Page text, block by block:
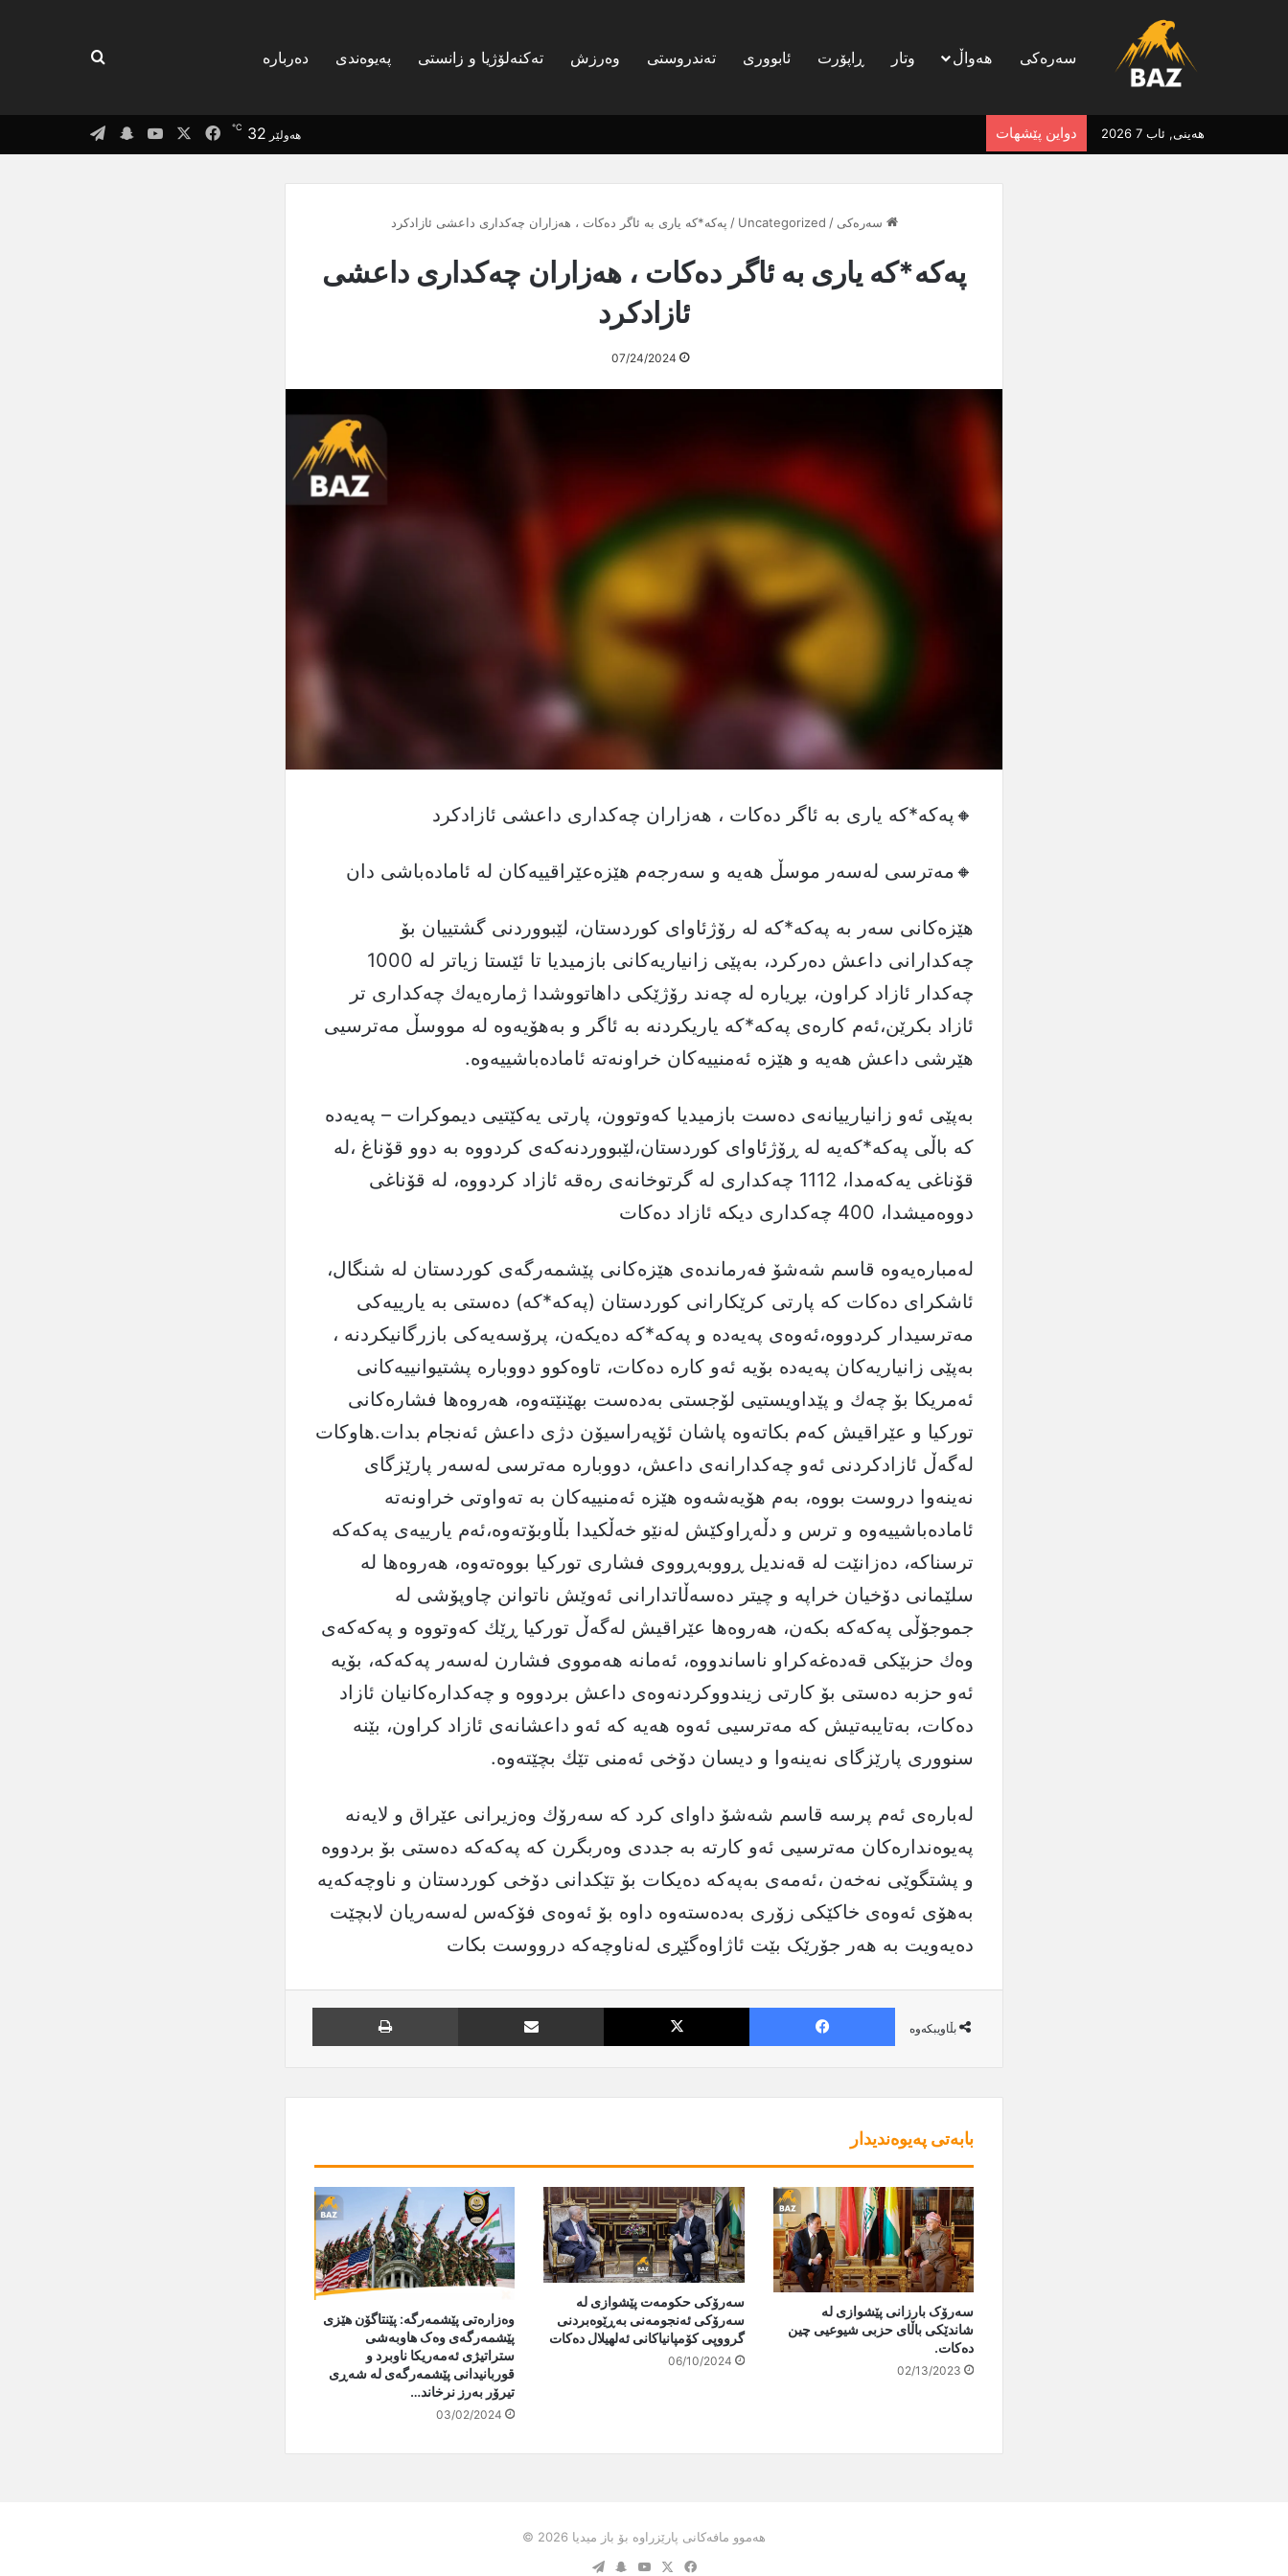
سەرەکی هەواڵ وتار ڕاپۆرت ئابووری تەندروستی وەرزش تەکنەلۆژیا و زانستی پەیوەندی دەربارە گەریان بۆ
هەینی, ئاب 7 2026 دواین پێشهات هەولێر 32
℃
Facebook
YouTube
Snapchat
Telegram
سەرەکی /
Uncategorized
/ پەکە*کە یاری بە ئاگر دەکات ، هەزاران چەکداری داعشی ئازادکرد
پەکە*کە یاری بە ئاگر دەکات ، هەزاران چەکداری داعشی
ئازادکرد
07/24/2024
🔸پەکە*کە یاری بە ئاگر دەکات ، هەزاران چەکداری داعشی ئازادکرد
🔸مەترسی لەسەر موسڵ هەیە و سەرجەم هێزەعێراقییەکان لە ئامادەباشی دان
‏‎هێزەكانی سەر بە پەكە*كە لە رۆژئاوای كوردستان، لێبووردنی گشتییان بۆ
چەكدارانی داعش دەركرد، بەپێی زانیاریەکانی بازمیدیا تا ئێستا زیاتر لە 1000
چەكدار ئازاد كراون، بڕیارە لە چەند رۆژێكی داهاتووشدا ژمارەیەك چەكداری تر
ئازاد بكرێن،ئەم کارەی پەکە*کە یاریکردنە بە ئاگر و بەهۆیەوە لە مووسڵ مەترسیی
هێرشی داعش هەیە و هێزە ئەمنییەكان خراونەتە ئامادەباشییەوە.
‏‎بەپێی ئەو زانیارییانەی دەست بازمیدیا کەوتوون، پارتی یەكێتیی دیموكرات – پەیەدە
کە باڵی پەكە*كەیە لە ڕۆژئاوای كوردستان،لێبووردنەکەی کردووە بە دوو قۆناغ ،لە
قۆناغی یەكەمدا، 1112 چەكداری لە گرتوخانەی رەقە ئازاد كردووە، لە قۆناغی
دووەمیشدا، 400 چەكداری دیكە ئازاد دەكات
‏‎لەمبارەیەوە قاسم شەشۆ فەرماندەی هێزەكانی پێشمەرگەی كوردستان لە شنگال،
ئاشكرای دەكات كە پارتی كرێكارانی كوردستان (پەكە*كە) دەستی بە یارییەكی
مەترسیدار كردووە،ئەوەی پەیەدە و پەكە*كە دەیكەن، پرۆسەیەكی بازرگانیكردنە ،
بەپێی زانیاریەکان پەیەدە بۆیە ئەو كارە دەكات، تاوەكوو دووبارە پشتیوانییەكانی
ئەمریكا بۆ چەك و پێداویستیی لۆجستی بەدەست بهێنێتەوە، هەروەها فشارەکانی
تورکیا و عێراقیش کەم بکاتەوە پاشان ئۆپەراسیۆن دژی داعش ئەنجام بدات.هاوكات
لەگەڵ ئازادكردنی ئەو چەكدارانەی داعش، دووبارە مەترسی لەسەر پارێزگای
نەینەوا دروست بووە، بەم هۆیەشەوە هێزە ئەمنییەكان بە تەواوتی خراونەتە
ئامادەباشییەوە و ترس و دڵەڕاوكێش لەنێو خەڵكیدا بڵاوبۆتەوە،ئه‌م یارییە‌ی په‌كه‌كه‌
ترسناكه‌، ده‌زانێت له‌ قه‌ندیل ڕووبەڕووی فشاری توركیا بووه‌ته‌وه، هەروەها له‌
سلێمانی دۆخیان خراپە و چیتر دەسەڵاتدارانی ئەوێش ناتوانن چاوپۆشی لە
جموجۆڵی پەكەكە بكەن، هەروەها عێراقیش لەگەڵ توركیا ڕێك كەوتووە و پەكەكەی
وەك حزبێكی قەدەغەكراو ناساندووە، ئەمانە هەمووی فشارن لەسەر پەكەكە، بۆیە
ئەو حزبە دەستی بۆ كارتی زیندووكردنەوەی داعش بردووە و چەكدارەكانیان ئازاد
دەكات، بەتایبەتیش كە مەترسیی ئەوە هەیە كە ئه‌و داعشانه‌ی ئازاد كراون، بێنه‌
سنووری پارێزگای نەینەوا و دیسان دۆخی ئەمنی تێك بچێتەوە.
لەبارەی ئەم پرسە قاسم شەشۆ داوای كرد كە سەرۆك وەزیرانی عێراق و لایەنە
پەیوەندارەكان مەترسیی ئەو كارتە بە جددی وەربگرن كە پەكەكە دەستی بۆ بردووە
و پشتگوێی نەخەن ،ئەمەی بەپەکە دەیکات بۆ تێکدانی دۆخی کوردستان و ناوچەکەیە
بەهۆی ئەوەی خاکێکی زۆری بەدەستەوە داوە بۆ ئەوەی فۆکەس لەسەریان لابچێت
دەیەويت بە هەر جۆرێک بێت ئاژاوەگێڕی لەناوچەکە درووست بکات
بڵاویبکەوە
Facebook
X نارد بە ئیمەیل چاپ کردن
بابەتی پەیوەندیدار
سەرۆک بارزانی پێشوازی لە
شاندێکی باڵای حزبی شیوعیی چین
دەکات.
02/13/2023
سەرۆکی حکومەت پێشوازی لە
سەرۆکی ئەنجومەنی بەڕێوەبردنی
گرووپی کۆمپانیاکانی ئەلهیلال دەکات
06/10/2024
وەزارەتی پێشمەرگە: پێنتاگۆن هێزی
پێشمەرگەی وەک هاوبەشی
ستراتیژی ئەمەریکا ناوبرد و
قوربانیدانی پێشمەرگەی لە شەڕی
تیرۆر بەرز نرخاند…
03/02/2024
هەموو مافەکانی پارێزراوە بۆ باز میدیا 2026 ©
Facebook
YouTube
Snapchat
Telegram